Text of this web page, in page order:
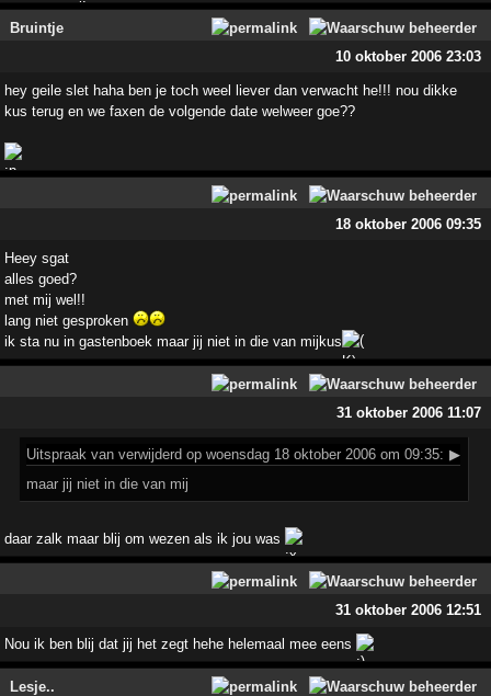
Bruintje
10 oktober 2006 23:03
hey geile slet haha ben je toch weel liever dan verwacht he!!! nou dikke
kus terug en we faxen de volgende date welweer goe??
18 oktober 2006 09:35
Heey sgat
alles goed?
met mij wel!!
lang niet gesproken
ik sta nu in gastenboek maar jij niet in die van mijkus
31 oktober 2006 11:07
Uitspraak van verwijderd op woensdag 18 oktober 2006 om 09:35: ▶
maar jij niet in die van mij
daar zalk maar blij om wezen als ik jou was
31 oktober 2006 12:51
Nou ik ben blij dat jij het zegt hehe helemaal mee eens
Lesje..